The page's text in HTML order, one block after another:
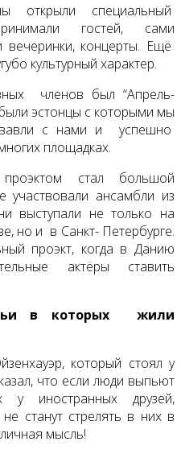
специальный
гостей, сами
вечеринки, концерты. Ещё
культурный характер.
членов был “Апрель-
эстонцы с которыми мы
с нами и успешно
площадках.
стал большой
участвовали ансамбли из
выступали не только на
но и в Санкт- Петербурге.
проэкт, когда в Данию
актёры ставить
в которых жили
который стоял у
что если люди выпьют
иностранных друзей,
станут стрелять в них в
мысль!